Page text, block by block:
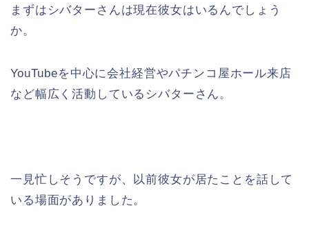
まずはシバターさんは現在彼女はいるんでしょう
か。
YouTubeを中心に会社経営やパチンコ屋ホール来店
など幅広く活動しているシバターさん。
一見忙しそうですが、以前彼女が居たことを話して
いる場面がありました。